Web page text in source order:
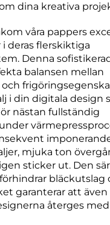
dina kreativa
våra pappers
deras flerskiktiga
Denna
balansen mellan
i din digitala design
nästan fullständig
mjuka ton
sticker ut. Den
bläckutslag
garanterar att
återges